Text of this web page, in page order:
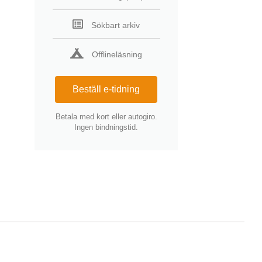
Sökbart arkiv
Offlineläsning
Beställ e-tidning
Betala med kort eller autogiro.
Ingen bindningstid.